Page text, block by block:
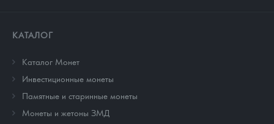
КАТАЛОГ
Каталог Монет
Инвестиционные монеты
Памятные и старинные монеты
Монеты и жетоны ЗМД